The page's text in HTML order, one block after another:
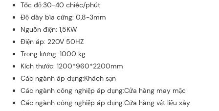
Tốc độ:30-40 chiếc/phút
Độ dày bìa cứng: 0,8-3mm
Nguồn điện: 1,5KW
Điện áp: 220V 50HZ
Trọng lượng: 1000 kg
Kích thước: 1200*960*2200mm
Các ngành áp dụng:Khách sạn
Các ngành công nghiệp áp dụng:Cửa hàng may mặc
Các ngành công nghiệp áp dụng:Cửa hàng vật liệu xây